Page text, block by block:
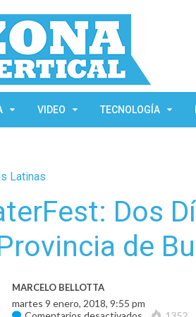
VIDEO TECNOLOGÍA
Latinas
Dos
de
MARCELO BELLOTTA
martes 9 enero, 2018, 9:55 pm
en